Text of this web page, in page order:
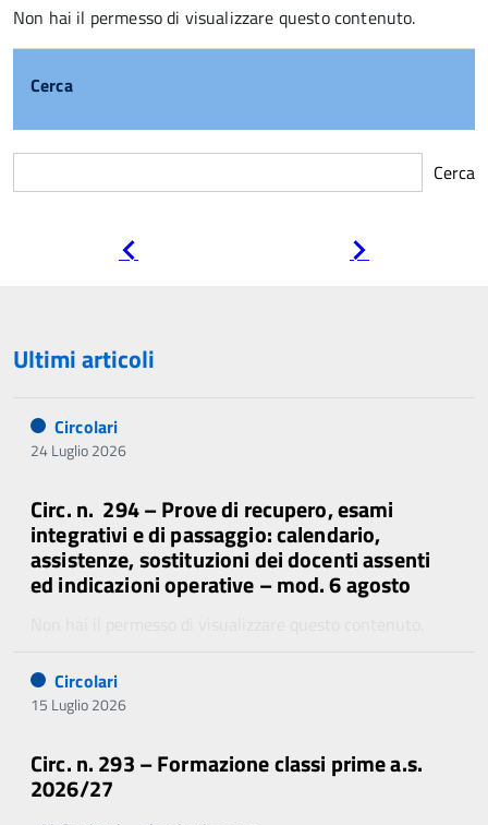
Non hai il permesso di visualizzare questo contenuto.
Cerca
Cerca
Ultimi articoli
Circolari
24 Luglio 2026
Circ. n. 294 – Prove di recupero, esami
integrativi e di passaggio: calendario,
assistenze, sostituzioni dei docenti assenti
ed indicazioni operative – mod. 6 agosto
Circolari
15 Luglio 2026
Circ. n. 293 – Formazione classi prime a.s.
2026/27